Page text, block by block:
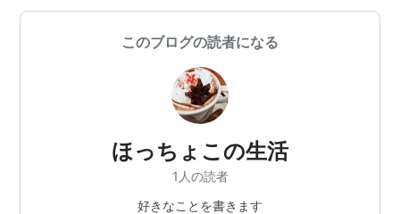
このブログの読者になる
ほっちょこの生活
1人の読者
好きなことを書きます